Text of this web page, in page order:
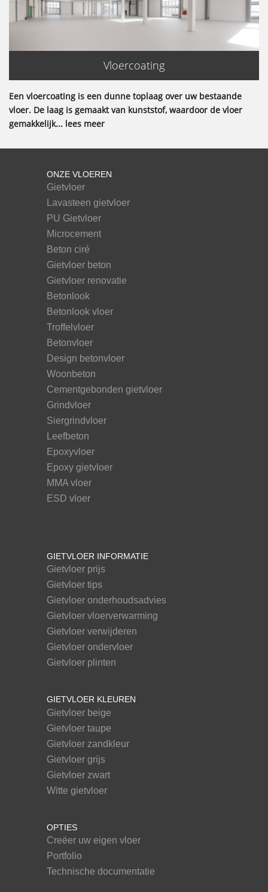
Vloercoating
Een vloercoating is een dunne toplaag over uw bestaande
vloer. De laag is gemaakt van kunststof, waardoor de vloer
gemakkelijk... lees meer
ONZE VLOEREN
Gietvloer
Lavasteen gietvloer
PU Gietvloer
Microcement
Beton ciré
Gietvloer beton
Gietvloer renovatie
Betonlook
Betonlook vloer
Troffelvloer
Betonvloer
Design betonvloer
Woonbeton
Cementgebonden gietvloer
Grindvloer
Siergrindvloer
Leefbeton
Epoxyvloer
Epoxy gietvloer
MMA vloer
ESD vloer
GIETVLOER INFORMATIE
Gietvloer prijs
Gietvloer tips
Gietvloer onderhoudsadvies
Gietvloer vloerverwarming
Gietvloer verwijderen
Gietvloer ondervloer
Gietvloer plinten
GIETVLOER KLEUREN
Gietvloer beige
Gietvloer taupe
Gietvloer zandkleur
Gietvloer grijs
Gietvloer zwart
Witte gietvloer
OPTIES
Creëer uw eigen vloer
Portfolio
Technische documentatie